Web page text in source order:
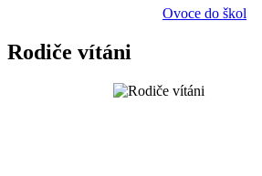
Ovoce do škol
Rodiče vítáni